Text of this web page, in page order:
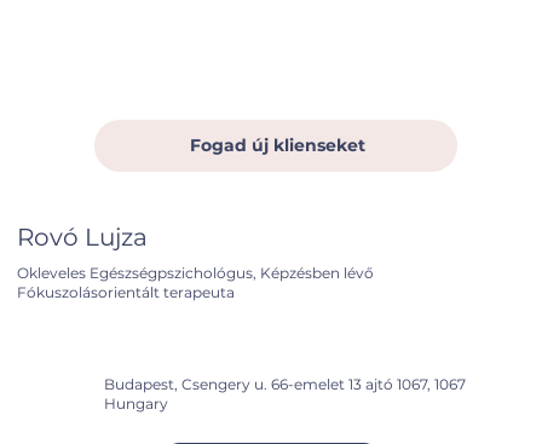
Fogad új klienseket
Rovó Lujza
Okleveles Egészségpszichológus, Képzésben lévő
Fókuszolásorientált terapeuta
Budapest, Csengery u. 66-emelet 13 ajtó 1067, 1067
Hungary